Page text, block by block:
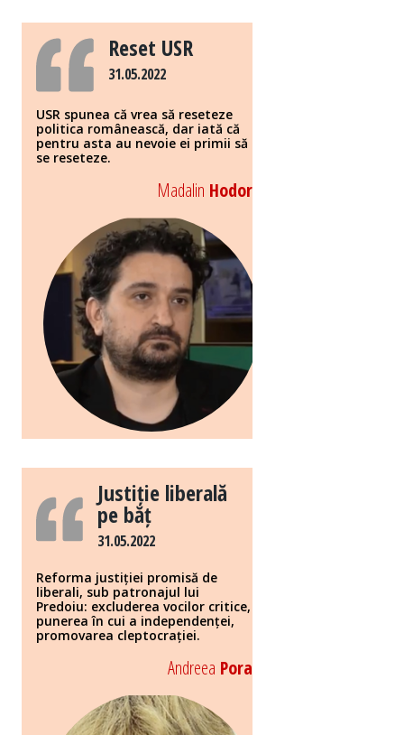
Reset USR
31.05.2022
USR spunea că vrea să reseteze
politica românească, dar iată că
pentru asta au nevoie ei primii să
se reseteze.
Madalin Hodor
Justiție liberală
pe băț
31.05.2022
Reforma justiției promisă de
liberali, sub patronajul lui
Predoiu: excluderea vocilor critice,
punerea în cui a independenței,
promovarea cleptocrației.
Andreea Pora